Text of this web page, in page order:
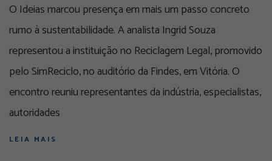
O Ideias marcou presença em mais um passo concreto
rumo à sustentabilidade. A analista Ingrid Souza
representou a instituição no Reciclagem Legal, promovido
pelo SimReciclo, no auditório da Findes, em Vitória. O
encontro reuniu representantes da indústria, especialistas,
autoridades
LEIA MAIS